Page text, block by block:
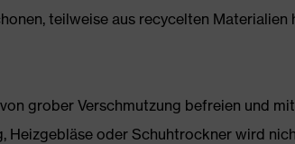
teilweise aus recycelten Materialien
grober Verschmutzung befreien und
Heizgebläse oder Schuhtrockner wird